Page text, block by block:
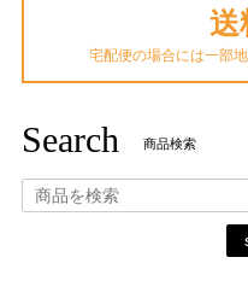
送
宅配便の場合には一部
Search 商品検索